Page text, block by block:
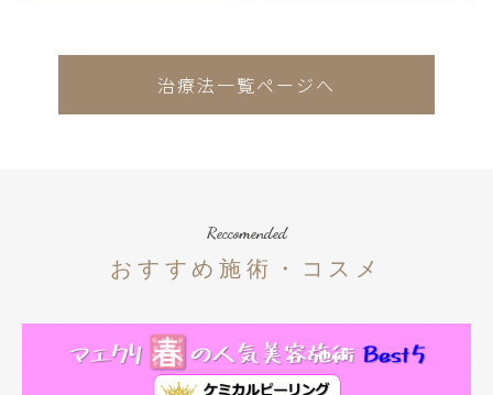
治療法一覧ページへ
Reccomended
おすすめ施術・コスメ